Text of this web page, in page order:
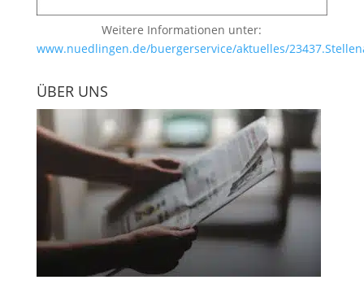
Weitere Informationen unter:
www.nuedlingen.de/buergerservice/aktuelles/
ÜBER UNS